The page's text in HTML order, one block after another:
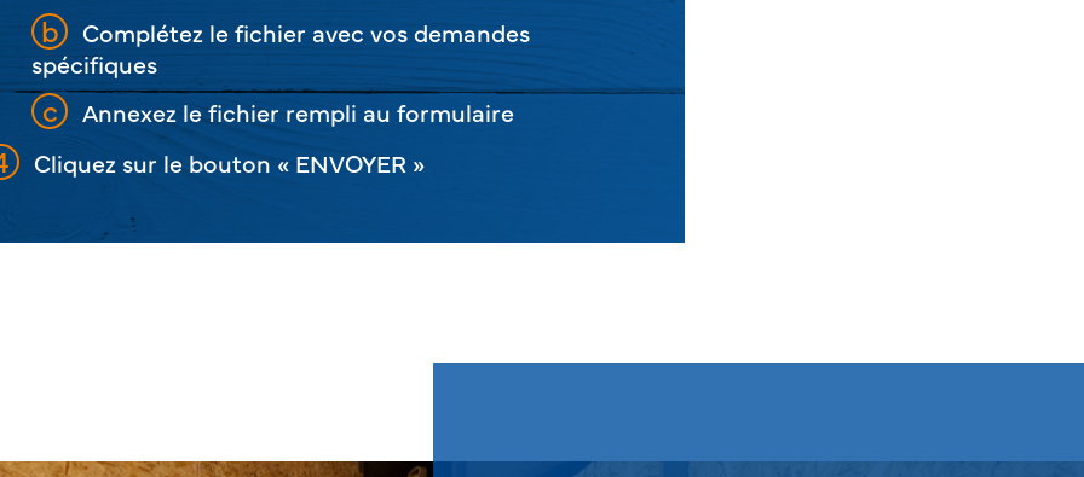
Complétez le fichier avec vos demandes
spécifiques
Annexez le fichier rempli au formulaire
Cliquez sur le bouton « ENVOYER »